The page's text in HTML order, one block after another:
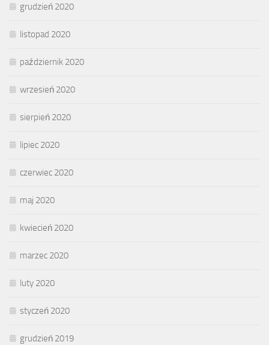
grudzień 2020
listopad 2020
październik 2020
wrzesień 2020
sierpień 2020
lipiec 2020
czerwiec 2020
maj 2020
kwiecień 2020
marzec 2020
luty 2020
styczeń 2020
grudzień 2019